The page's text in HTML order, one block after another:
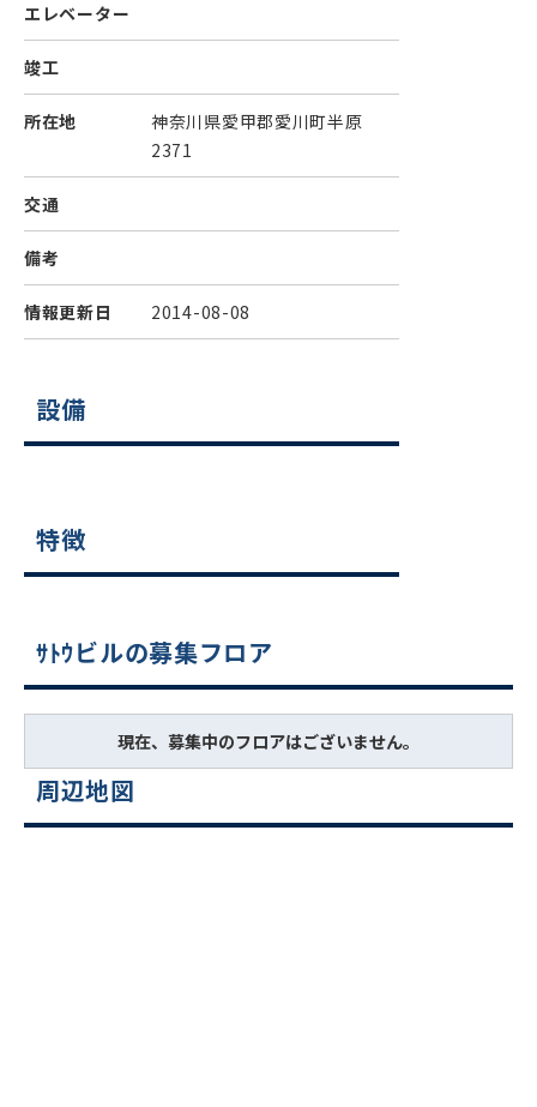
エレベーター
竣工
所在地
神奈川県愛甲郡愛川町半原
2371
交通
備考
情報更新日 2014-08-08
設備
特徴
ｻﾄｳビルの募集フロア
現在、募集中のフロアはございません。
周辺地図